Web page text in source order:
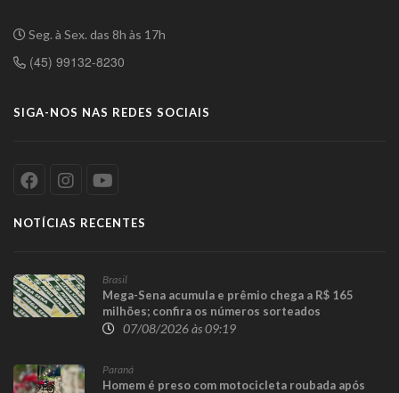
Seg. à Sex. das 8h às 17h
(45) 99132-8230
SIGA-NOS NAS REDES SOCIAIS
NOTÍCIAS RECENTES
Brasil
Mega-Sena acumula e prêmio chega a R$ 165
milhões; confira os números sorteados
07/08/2026 às 09:19
Paraná
Homem é preso com motocicleta roubada após